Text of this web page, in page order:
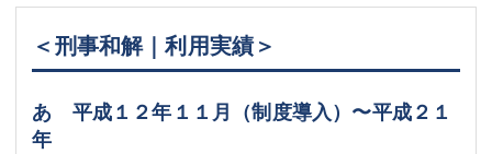
＜刑事和解｜利用実績＞
あ 平成１２年１１月（制度導入）〜平成２１
年